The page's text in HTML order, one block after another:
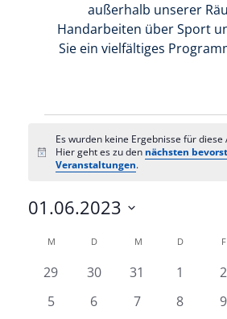
außerhalb unserer
Handarbeiten über Sport
Sie ein vielfältiges
Hinweis
Es wurden keine Ergebnisse für
Hier geht es zu den nächsten
Veranstaltungen.
01.06.2023
wählen.
Kalender
von
Veranstaltungen
M MONTAGD DIENSTAGM MITTWOCH
D F
0
29
0
30
0
31
0
1
0
2
0
5
0
6
0
7
0
8
0
9